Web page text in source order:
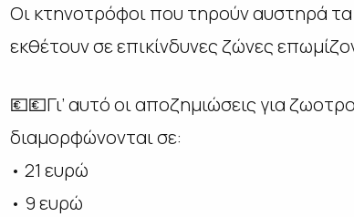
Οι κτηνοτρόφοι που τηρούν αυστηρά
εκθέτουν σε επικίνδυνες ζώνες
💶💶Γι’ αυτό οι αποζημιώσεις για
διαμορφώνονται σε:
• 21 ευρώ
• 9 ευρώ